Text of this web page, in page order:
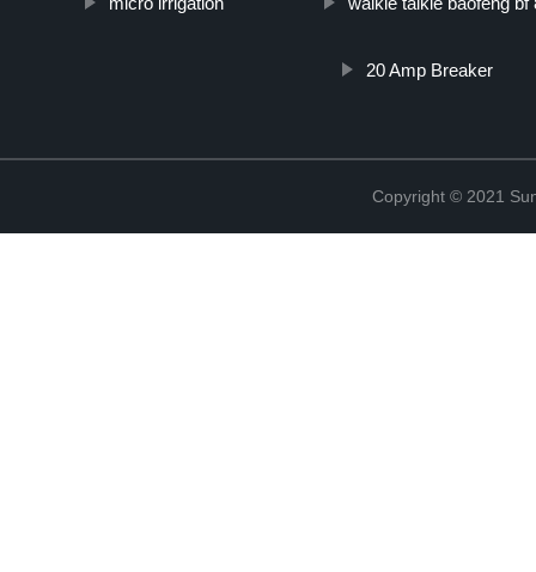
20 Amp Breaker
Copyright © 2021